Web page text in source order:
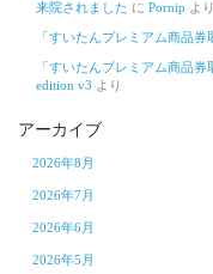
来院されました に Pornip より
「すいたんプレミアム商品
「すいたんプレミアム商品
edition v3 より
アーカイブ
2026年8月
2026年7月
2026年6月
2026年5月